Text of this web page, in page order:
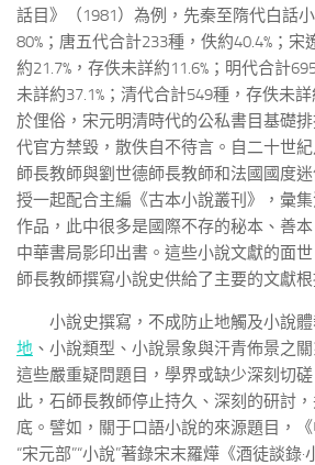
話目》（1981）為例，先秦至隋代白話
80%；唐五代合計233種，佚約40.4%；
約21.7%，存佚未詳約11.6%；明代合計
未詳約37.1%；清代合計549種，存佚未
於俚俗，宋元明清時代的公私書目基礎
代官方禁毀，散佚自不待言。自二十世
師長教師與劉世德師長教師和法國國度
授一起配合主編《古本小說叢刊》，彙
作品，此中很多是國際不存的秘本、善
中華書局影印出書。這些小說文獻的面
師長教師撰寫小說史供給了主要的文獻根
小說史撰寫，不成防止地觸及小說
地 、小說類型、小說景象與汗青佈景之
這些嚴重疑問題目，學界或缺少深刻切
此，石師長教師停止持久、深刻的研討
底。譬如，關于口語小說的來源題目，《
“宋元部”“小說”著錄宋末羅燁《酒徒談錄